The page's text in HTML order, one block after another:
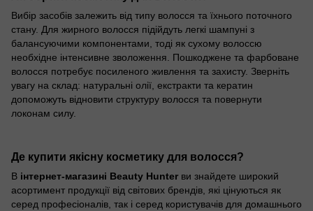
Вибір засобів залежить від типу волосся та їхнього поточного
стану. Для жирного волосся підійдуть легкі шампуні з
балансуючими компонентами, тоді як сухому волоссю
необхідне інтенсивне зволоження. Пошкоджене та фарбоване
волосся потребує посиленого живлення та захисту. Зверніть
увагу на склад: натуральні олії, екстракти та кератин
допоможуть відновити структуру волосся та повернути
локонам силу.
Де купити якісну косметику для волосся?
В інтернет-магазині Beauty Hunter ви знайдете широкий
асортимент продукції від світових брендів, які цінуються як
серед професіоналів, так і серед користувачів для домашнього